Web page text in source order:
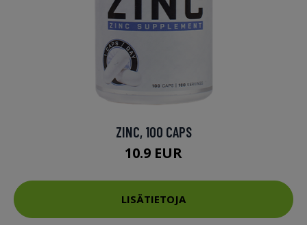
ZINC, 100 CAPS
10.9 EUR
LISÄTIETOJA